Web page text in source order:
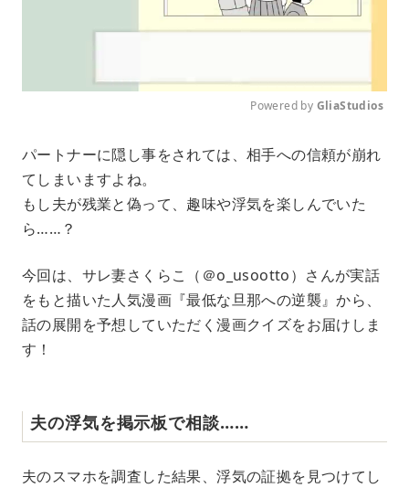
u
e
Powered by GliaStudios
パートナーに隠し事をされては、相手への信頼が崩れ
てしまいますよね。
もし夫が残業と偽って、趣味や浮気を楽しんでいた
ら……？
今回は、サレ妻さくらこ（＠o_usootto）さんが実話
をもと描いた人気漫画『最低な旦那への逆襲』から、
話の展開を予想していただく漫画クイズをお届けしま
す！
夫の浮気を掲示板で相談……
夫のスマホを調査した結果、浮気の証拠を見つけてし